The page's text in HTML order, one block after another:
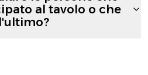
al tavolo o che